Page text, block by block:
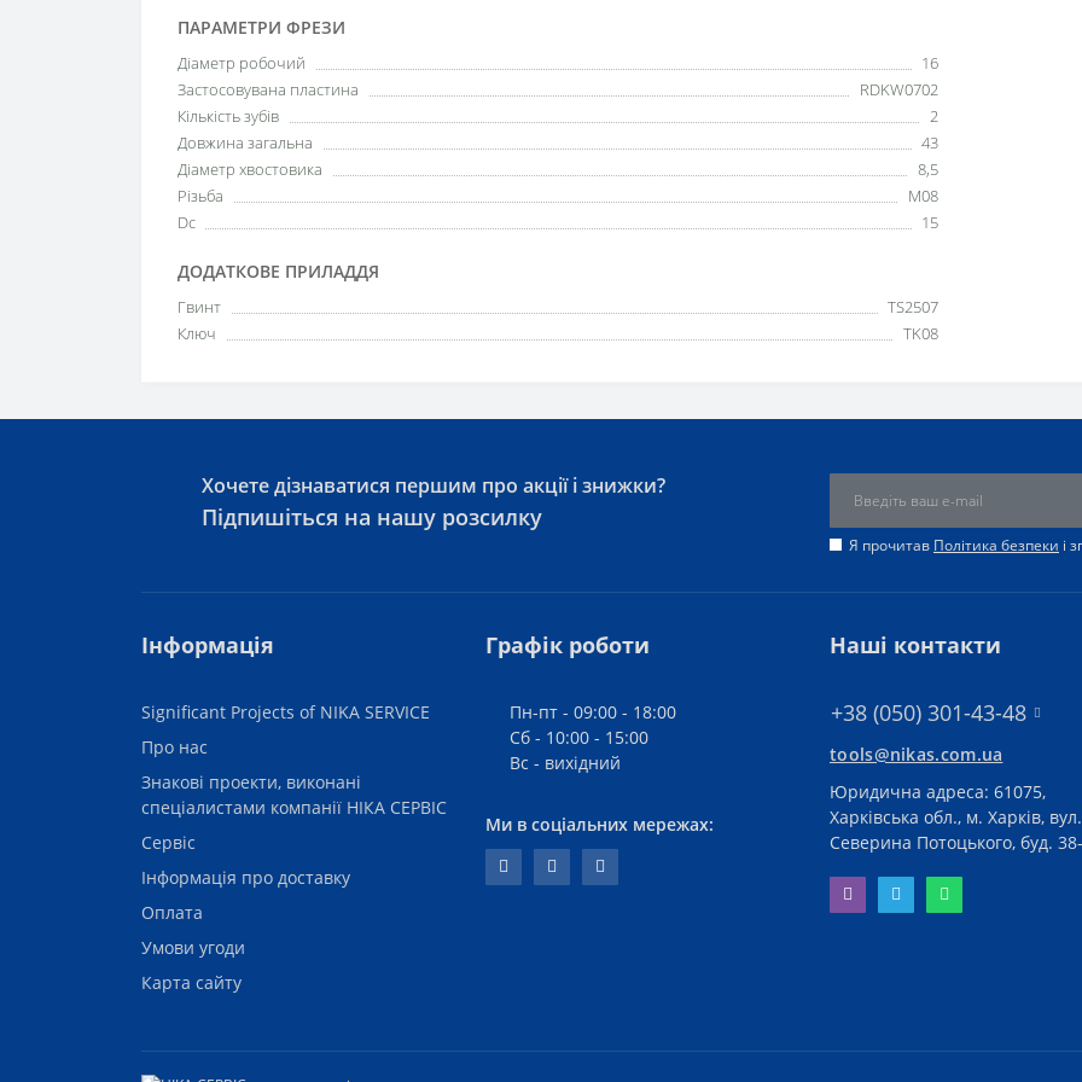
ПАРАМЕТРИ ФРЕЗИ
Діаметр робочий
16
Застосовувана пластина
RDKW0702
Кількість зубів
2
Довжина загальна
43
Діаметр хвостовика
8,5
Різьба
M08
Dc
15
ДОДАТКОВЕ ПРИЛАДДЯ
Гвинт
TS2507
Ключ
TK08
Хочете дізнаватися першим про акції і знижки?
Підпишіться на нашу розсилку
Я прочитав Політика безпеки і
Інформація
Significant Projects of NIKA SERVICE
Про нас
Знакові проекти, виконані
спеціалистами компанії НІКА СЕРВІС
Сервіс
Інформація про доставку
Оплата
Умови угоди
Карта сайту
Графік роботи
Пн-пт - 09:00 - 18:00
Сб - 10:00 - 15:00
Вс - вихідний
Ми в соціальних мережах:
Наші контакти
+38 (050) 301-43-48
tools@nikas.com.ua
Юридична адреса: 61075,
Харківська обл., м. Харків, вул.
Северина Потоцького, буд.